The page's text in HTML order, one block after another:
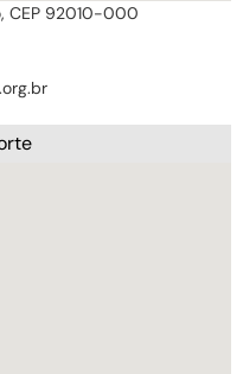
CEP 92010-000